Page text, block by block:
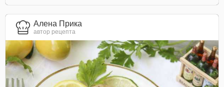
Алена Прика
автор рецепта